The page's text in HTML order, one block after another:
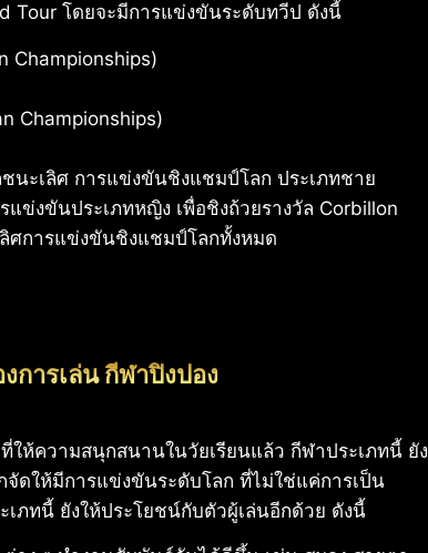
Tour โดยจะมีการแข่งขันระดับทวีป ดังนี้
Championships)
Championships)
นะเลิศ การแข่งขันชิงแชมป์โลก ประเภทชาย
ข่งขันประเภทหญิง เพื่อชิงถ้วยรางวัล Corbillon
ศการแข่งขันชิงแชมป์โลกทั้งหมด
การเล่น กีฬาปิงปอง
ให้ความสนุกสนานในวัยเรียนแล้ว กีฬาประเภทนี้ ยัง
ดให้มีการแข่งขันระดับโลก ที่ไม่ใช่แค่การเป็น
ภทนี้ ยังให้ประโยชน์กับตัวผู้เล่นอีกด้วย ดังนี้